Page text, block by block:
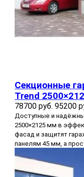
Секционные
Trend
78700 руб. 95200
Доступные и
2500×2125 мм в
фасад и защитят
панелям 45 мм, а